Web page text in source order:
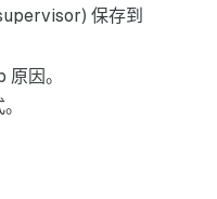
保存到
因。